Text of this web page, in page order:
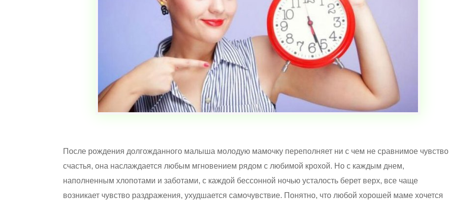
После рождения долгожданного малыша молодую мамочку переполняет ни с чем не сравнимое чувство
счастья, она наслаждается любым мгновением рядом с любимой крохой. Но с каждым днем,
наполненным хлопотами и заботами, с каждой бессонной ночью усталость берет верх, все чаще
возникает чувство раздражения, ухудшается самочувствие. Понятно, что любой хорошей маме хочется